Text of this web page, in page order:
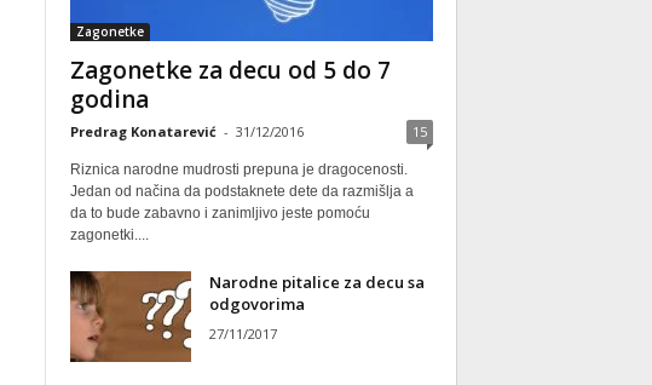
Zagonetke
Zagonetke za decu od 5 do 7
godina
Predrag Konatarević - 31/12/2016 15
Riznica narodne mudrosti prepuna je dragocenosti.
Jedan od načina da podstaknete dete da razmišlja a
da to bude zabavno i zanimljivo jeste pomoću
zagonetki....
Narodne pitalice za decu sa
odgovorima
27/11/2017